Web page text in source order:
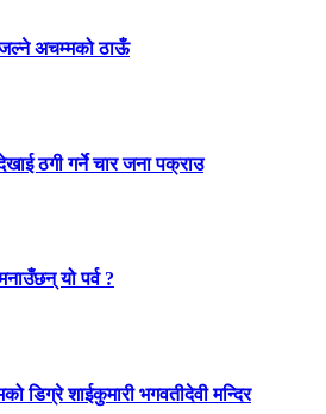
अचम्मको ठाऊँ
ठगी गर्ने चार जना पक्राउ
यो पर्व ?
डिग्रे शाईकुमारी भगवतीदेवी मन्दिर